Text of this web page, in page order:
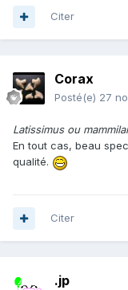
Citer
Corax
Posté(e) 27
Latissimus ou
En tout cas, beau
qualité.
Citer
.jp